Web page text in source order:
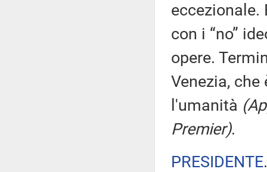
con i “no”
opere.
Venezia,
l'umanità
Premier).
PRESIDENTE